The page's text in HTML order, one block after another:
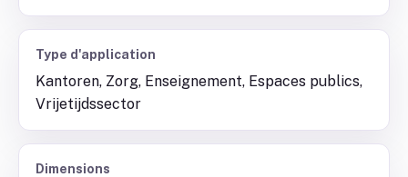
Type d'application
Kantoren, Zorg, Enseignement, Espaces publics,
Vrijetijdssector
Dimensions